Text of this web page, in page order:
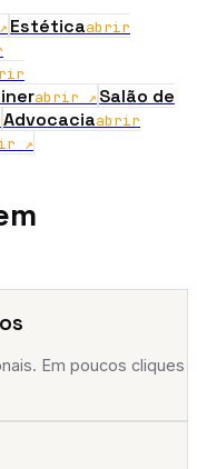
Estéticaabrir
abrir ↗ Salão de
Advocaciaabrir
↗
Em poucos cliques